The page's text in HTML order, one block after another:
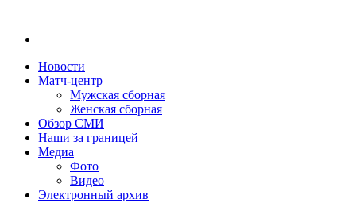
Новости
Матч-центр
Мужская сборная
Женская сборная
Обзор СМИ
Наши за границей
Медиа
Фото
Видео
Электронный архив